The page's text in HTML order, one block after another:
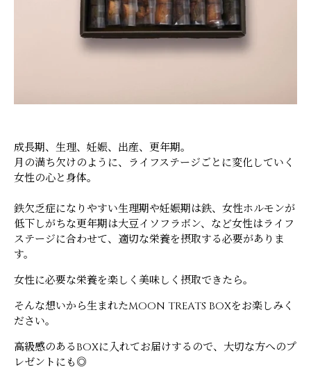
成長期、生理、妊娠、出産、更年期。
月の満ち欠けのように、ライフステージごとに変化していく
女性の心と身体。
鉄欠乏症になりやすい生理期や妊娠期は鉄、女性ホルモンが
低下しがちな更年期は大豆イソフラボン、など女性はライフ
ステージに合わせて、適切な栄養を摂取する必要がありま
す。
女性に必要な栄養を楽しく美味しく摂取できたら。
そんな想いから生まれたMOON TREATS BOXをお楽しみく
ださい。
高級感のあるBOXに入れてお届けするので、大切な方へのプ
レゼントにも◎